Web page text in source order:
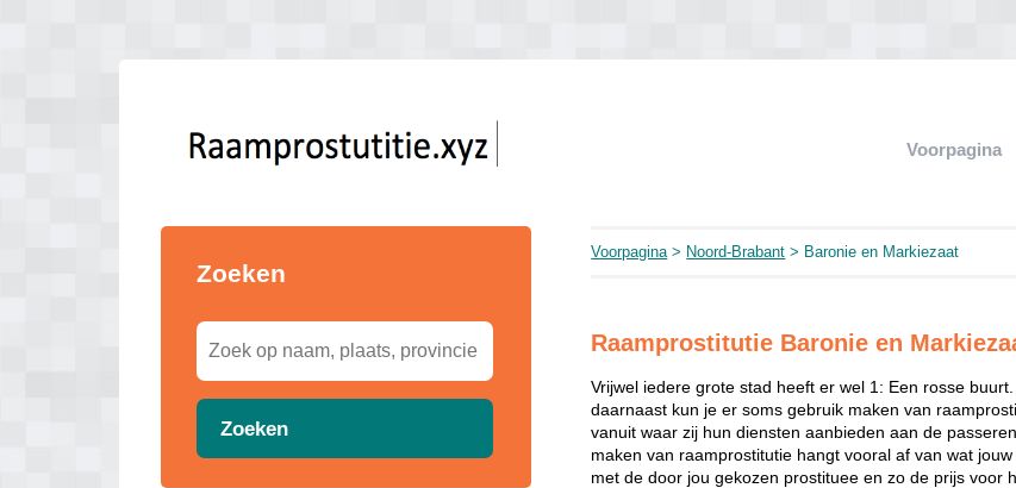
Voorpagina
Zoeken
Zoeken
Voorpagina> Noord-Brabant > Baronie en Markiezaat
Raamprostitutie Baronie en
Vrijwel iedere grote stad heeft er wel 1: Een rosse
daarnaast kun je er soms gebruik maken van
vanuit waar zij hun diensten aanbieden aan de
maken van raamprostitutie hangt vooral af van wat
met de door jou gekozen prostituee en zo de prijs voor